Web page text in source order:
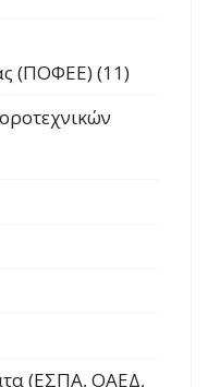
(ΠΟΦΕΕ) (11)
(ΕΣΠΑ, ΟΑΕΔ,